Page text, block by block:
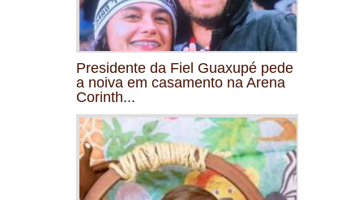
Presidente da Fiel Guaxupé pede
a noiva em casamento na Arena
Corinth...